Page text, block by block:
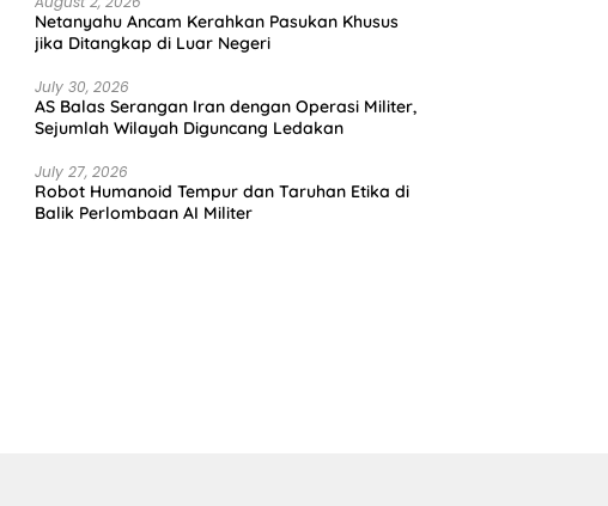
Netanyahu Ancam Kerahkan Pasukan Khusus
jika Ditangkap di Luar Negeri
July 30, 2026
AS Balas Serangan Iran dengan Operasi Militer,
Sejumlah Wilayah Diguncang Ledakan
July 27, 2026
Robot Humanoid Tempur dan Taruhan Etika di
Balik Perlombaan AI Militer